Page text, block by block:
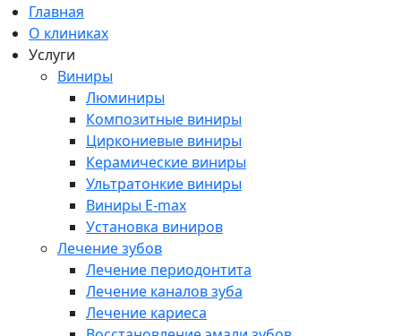
Главная
О клиниках
Услуги
Виниры
Люминиры
Композитные виниры
Циркониевые виниры
Керамические виниры
Ультратонкие виниры
Виниры E-max
Установка виниров
Лечение зубов
Лечение периодонтита
Лечение каналов зуба
Лечение кариеса